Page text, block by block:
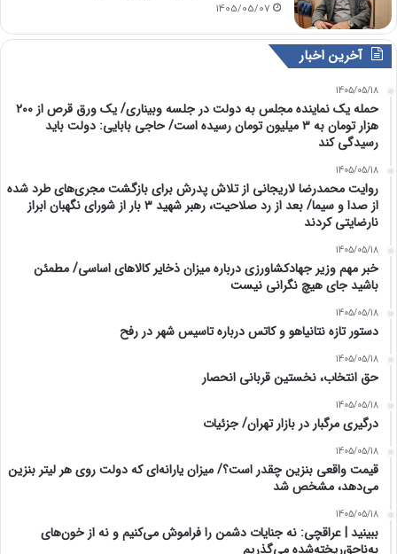
1405/05/07
آخرین اخبار
1405/05/18
حمله یک نماینده مجلس به دولت در جلسه وبیناری/ یک ورق قرص از ۲۰۰
هزار تومان به ۳ میلیون تومان رسیده است/ حاجی بابایی: دولت باید
رسیدگی کند
1405/05/18
روایت محمدرضا لاریجانی از تلاش پدرش برای بازگشت مجری‌های طرد شده
از صدا و سیما/ بعد از رد صلاحیت، رهبر شهید ۳ بار از شورای نگهبان ابراز
نارضایتی کردند
1405/05/18
خبر مهم وزیر جهادکشاورزی درباره میزان ذخایر کالاهای اساسی/ مطمئن
باشید جای هیچ نگرانی نیست
1405/05/18
دستور تازه نتانیاهو و کاتس درباره تاسیس شهر در رفح
1405/05/18
حق انتخاب، نخستین قربانی انحصار
1405/05/18
درگیری مرگبار در بازار تهران/ جزئیات
1405/05/18
قیمت واقعی بنزین چقدر است؟/ میزان یارانه‌ای که دولت روی هر لیتر بنزین
می‌دهد، مشخص شد
1405/05/18
ببینید | عراقچی: نه جنایات دشمن را فراموش می‌کنیم و نه از خون‌های
به‌ناحق‌ریخته‌شده می‌گذریم